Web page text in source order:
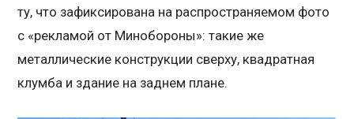
ту, что зафиксирована на распространяемом фото
с «рекламой от Минобороны»: такие же
металлические конструкции сверху, квадратная
клумба и здание на заднем плане.